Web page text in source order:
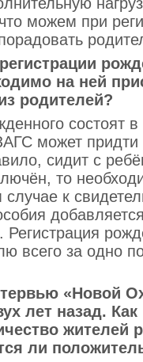
можем при
на ней
родителей?
состоят в
может придти
сидит с
то
к
Регистрация
всего за одно
«Новой
лет назад.
жителей
ли